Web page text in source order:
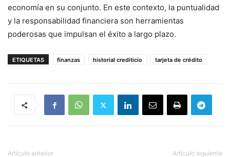
economía en su conjunto. En este contexto, la puntualidad
y la responsabilidad financiera son herramientas
poderosas que impulsan el éxito a largo plazo.
ETIQUETAS finanzas historial crediticio tarjeta de crédito
Artículo anterior Artículo siguiente